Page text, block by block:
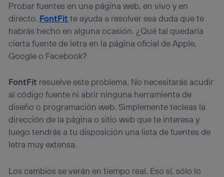
Probar fuentes en una página web, en vivo y en
directo. FontFit te ayuda a resolver esa duda que te
habrás hecho en alguna ocasión. ¿Qué tal quedaría
cierta fuente de letra en la página oficial de Apple,
Google o Facebook?
FontFit resuelve este problema. No necesitarás acudir
al código fuente ni abrir ninguna herramienta de
diseño o programación web. Simplemente tecleas la
dirección de la página o sitio web que te interesa y
luego tendrás a tu disposición una lista de fuentes de
letra muy extensa.
Los cambios se verán en tiempo real. Eso sí, sólo lo